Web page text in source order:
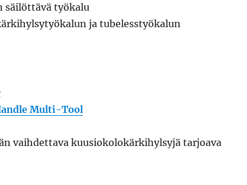
säilöttävä työkalu
ja tubelesstyökalun
Multi-Tool
vaihdettava kuusiokolokärkihylsyjä tarjoava